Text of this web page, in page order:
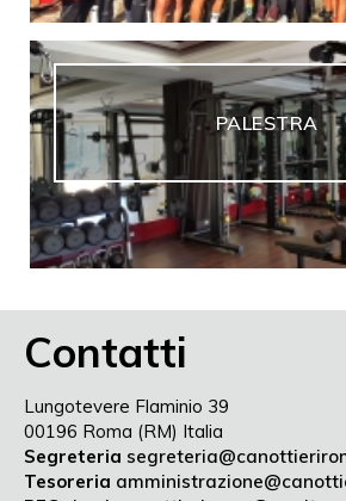
PALESTRA
Contatti
Lungotevere Flaminio 39
00196 Roma (RM) Italia
Segreteria
Tesoreria